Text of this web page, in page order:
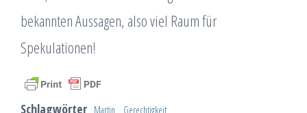
bekannten Aussagen, also viel Raum für
Spekulationen!
Schlagwörter Martin Gerechtigkeit